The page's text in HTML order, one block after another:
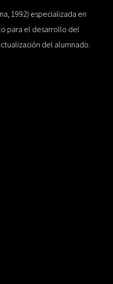
1992) especializada en
para el desarrollo del
del alumnado.